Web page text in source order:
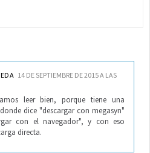
14 DE SEPTIEMBRE DE 2015 A LAS
leer bien, porque tiene una
dice "descargar con megasyn"
con el navegador", y con eso
directa.